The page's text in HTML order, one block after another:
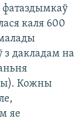
фатаздымкаў
каля 600
з дакладам на
Кожны
яе